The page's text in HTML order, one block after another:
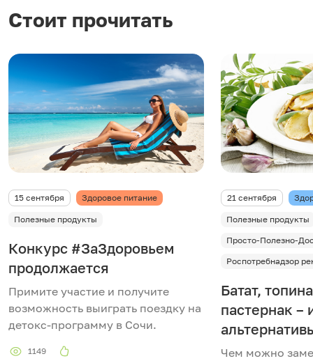
Стоит прочитать
15 сентября Здоровое питание
Полезные продукты
Конкурс #ЗаЗдоровьем
продолжается
Примите участие и получите
возможность выиграть поездку на
детокс-программу в Сочи.
1149
21 сентября
Полезные продукты
Просто-Полезно-
Роспотребнадзор
Батат,
пастернак –
Чем можно